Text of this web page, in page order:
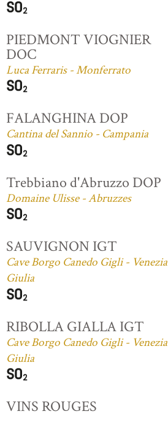
PIEDMONT VIOGNIER
DOC
Luca Ferraris - Monferrato
FALANGHINA DOP
Cantina del Sannio - Campania
Trebbiano d'Abruzzo DOP
Domaine Ulisse - Abruzzes
SAUVIGNON IGT
Cave Borgo Canedo Gigli - Venezia
Giulia
RIBOLLA GIALLA IGT
Cave Borgo Canedo Gigli - Venezia
Giulia
VINS ROUGES